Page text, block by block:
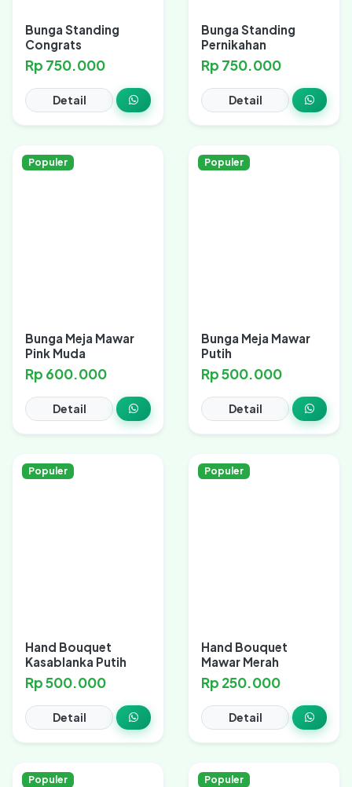
Bunga Standing
Congrats
Rp 750.000
Detail
Bunga Standing
Pernikahan
Rp 750.000
Detail
Populer
Bunga Meja Mawar
Pink Muda
Rp 600.000
Detail
Populer
Bunga Meja Mawar
Putih
Rp 500.000
Detail
Populer
Hand Bouquet
Kasablanka Putih
Rp 500.000
Detail
Populer
Hand Bouquet
Mawar Merah
Rp 250.000
Detail
Populer Populer